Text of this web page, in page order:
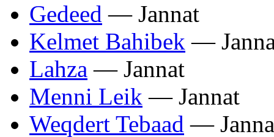
Gedeed — Jannat
Kelmet Bahibek —
Lahza — Jannat
Menni Leik — Jannat
Weqdert Tebaad —